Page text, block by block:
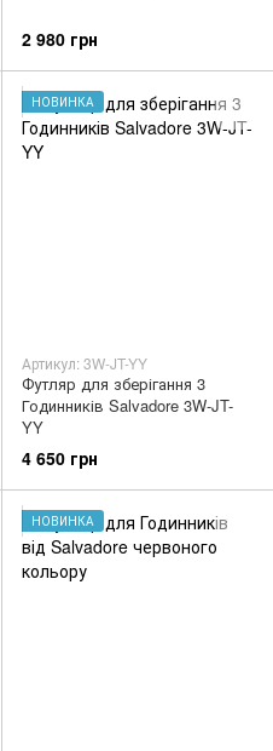
2 980 грн
НОВИНКА
Артикул: 3W-JT-YY
Футляр для зберігання 3
Годинників Salvadore 3W-JT-
YY
4 650 грн
НОВИНКА